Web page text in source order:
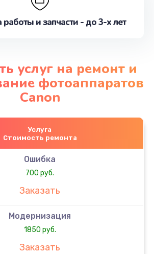
работы и запчасти - до 3-х лет
услуг на ремонт и
фотоаппаратов
Canon
Услуга
Стоимость ремонта
Ошибка
700 руб.
Заказать
Модернизация
1850 руб.
Заказать